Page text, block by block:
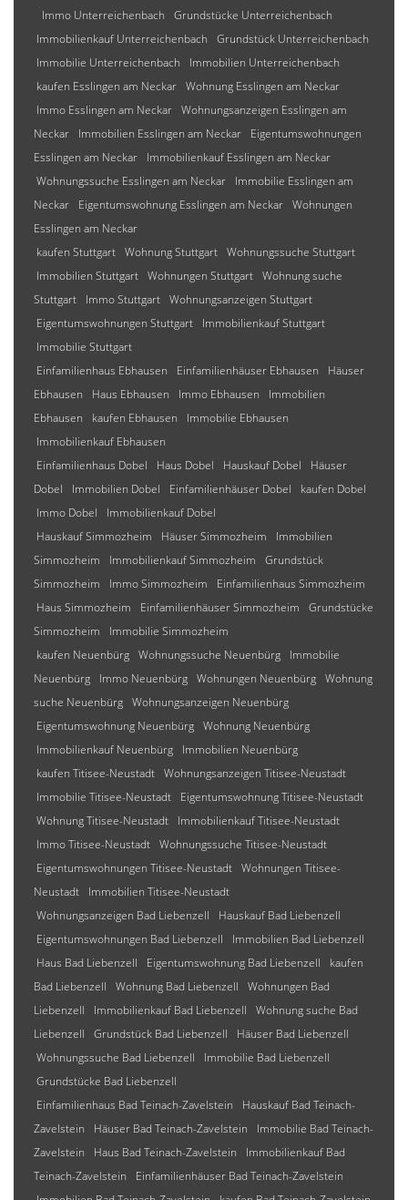
Immo Unterreichenbach
Grundstücke Unterreichenbach
Immobilienkauf Unterreichenbach
Grundstück Unterreichenbach
Immobilie Unterreichenbach
Immobilien Unterreichenbach
kaufen Esslingen am Neckar Wohnung Esslingen am Neckar
Immo Esslingen am Neckar Wohnungsanzeigen Esslingen am
Neckar
Immobilien Esslingen am Neckar
Eigentumswohnungen
Esslingen am Neckar
Immobilienkauf Esslingen am Neckar
Wohnungssuche Esslingen am Neckar
Immobilie Esslingen am
Neckar
Eigentumswohnung Esslingen am Neckar Wohnungen
Esslingen am Neckar
kaufen Stuttgart Wohnung Stuttgart Wohnungssuche Stuttgart
Immobilien Stuttgart Wohnungen Stuttgart Wohnung suche
Stuttgart
Immo Stuttgart Wohnungsanzeigen Stuttgart
Eigentumswohnungen Stuttgart
Immobilienkauf Stuttgart
Immobilie Stuttgart
Einfamilienhaus Ebhausen
Einfamilienhäuser Ebhausen
Häuser
Ebhausen
Haus Ebhausen Immo Ebhausen
Immobilien
Ebhausen
kaufen Ebhausen
Immobilie Ebhausen
Immobilienkauf Ebhausen
Einfamilienhaus Dobel
Haus Dobel Hauskauf Dobel
Häuser
Dobel
Immobilien Dobel Einfamilienhäuser Dobel
kaufen Dobel
Immo Dobel
Immobilienkauf Dobel
Hauskauf Simmozheim
Häuser Simmozheim
Immobilien
Simmozheim
Immobilienkauf Simmozheim
Grundstück
Simmozheim
Immo Simmozheim
Einfamilienhaus Simmozheim
Haus Simmozheim
Einfamilienhäuser Simmozheim
Grundstücke
Simmozheim
Immobilie Simmozheim
kaufen Neuenbürg Wohnungssuche Neuenbürg
Immobilie
Neuenbürg
Immo Neuenbürg Wohnungen Neuenbürg Wohnung
suche Neuenbürg Wohnungsanzeigen Neuenbürg
Eigentumswohnung Neuenbürg Wohnung Neuenbürg
Immobilienkauf Neuenbürg
Immobilien Neuenbürg
kaufen Titisee-Neustadt Wohnungsanzeigen Titisee-Neustadt
Immobilie Titisee-Neustadt
Eigentumswohnung Titisee-Neustadt
Wohnung Titisee-Neustadt
Immobilienkauf Titisee-Neustadt
Immo Titisee-Neustadt Wohnungssuche Titisee-Neustadt
Eigentumswohnungen Titisee-Neustadt Wohnungen Titisee-
Neustadt
Immobilien Titisee-Neustadt
Wohnungsanzeigen Bad Liebenzell
Hauskauf Bad Liebenzell
Eigentumswohnungen Bad Liebenzell
Immobilien Bad Liebenzell
Haus Bad Liebenzell
Eigentumswohnung Bad Liebenzell
kaufen
Bad Liebenzell
Wohnung Bad Liebenzell
Wohnungen Bad
Liebenzell
Immobilienkauf Bad Liebenzell
Wohnung suche Bad
Liebenzell
Grundstück Bad Liebenzell
Häuser Bad Liebenzell
Wohnungssuche Bad Liebenzell
Immobilie Bad Liebenzell
Grundstücke Bad Liebenzell
Einfamilienhaus Bad Teinach-Zavelstein
Hauskauf Bad Teinach-
Zavelstein
Häuser Bad Teinach-Zavelstein
Immobilie Bad Teinach-
Zavelstein
Haus Bad Teinach-Zavelstein
Immobilienkauf Bad
Teinach-Zavelstein
Einfamilienhäuser Bad Teinach-Zavelstein